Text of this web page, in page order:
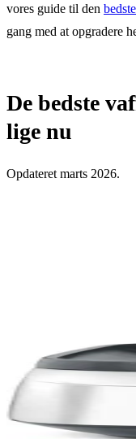
vores guide til den
gang med at opgradere
De bedste
lige nu
Opdateret marts 2026.